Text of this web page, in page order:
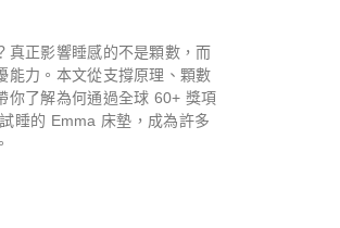
真正影響睡感的不是顆數，而
能力。本文從支撐原理、顆數
你了解為何通過全球 60+ 獎項
睡的 Emma 床墊，成為許多